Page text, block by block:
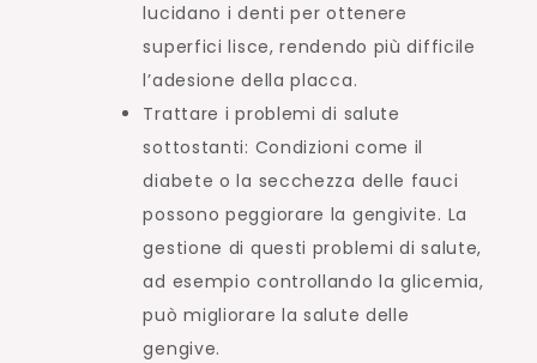
lucidano i denti per ottenere
superfici lisce, rendendo più difficile
l’adesione della placca.
Trattare i problemi di salute
sottostanti: Condizioni come il
diabete o la secchezza delle fauci
possono peggiorare la gengivite. La
gestione di questi problemi di salute,
ad esempio controllando la glicemia,
può migliorare la salute delle
gengive.